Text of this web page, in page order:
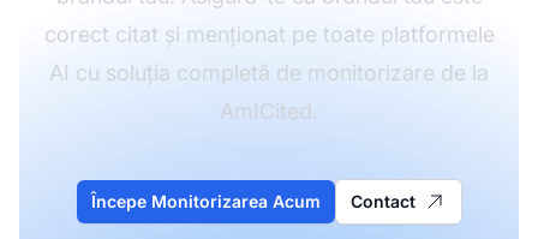
corect citat și menționat pe toate platformele
AI cu soluția completă de monitorizare de la
AmICited.
Începe Monitorizarea Acum Contact